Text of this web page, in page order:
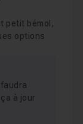
pour
d'autres
petit bémol,
options
à jour